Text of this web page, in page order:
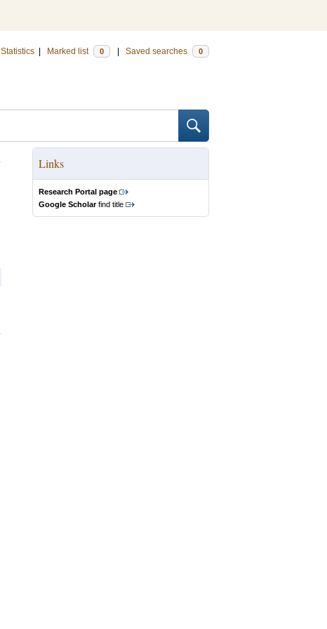
Statistics Marked list 0 Saved searches 0
Links
Research Portal page
Google Scholarfind title